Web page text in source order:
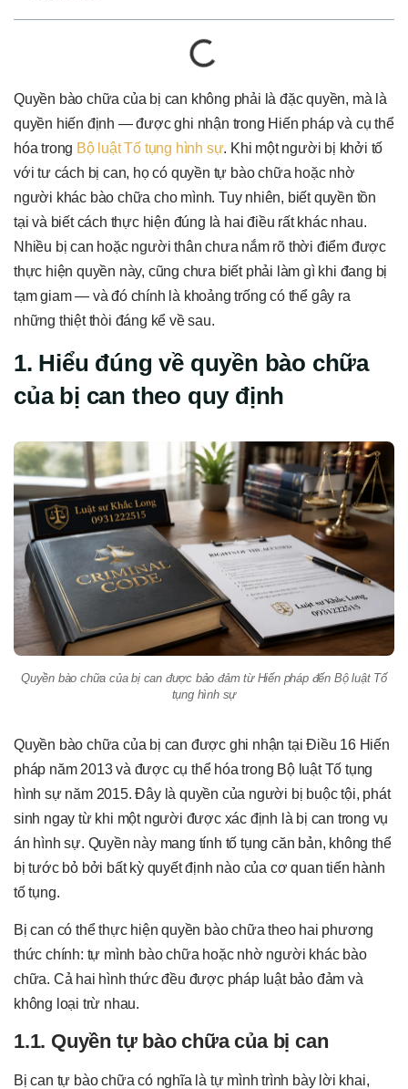
Quyền bào chữa của bị can không phải là đặc quyền, mà là
quyền hiến định — được ghi nhận trong Hiến pháp và cụ thể
hóa trong Bộ luật Tố tụng hình sự. Khi một người bị khởi tố
với tư cách bị can, họ có quyền tự bào chữa hoặc nhờ
người khác bào chữa cho mình. Tuy nhiên, biết quyền tồn
tại và biết cách thực hiện đúng là hai điều rất khác nhau.
Nhiều bị can hoặc người thân chưa nắm rõ thời điểm được
thực hiện quyền này, cũng chưa biết phải làm gì khi đang bị
tạm giam — và đó chính là khoảng trống có thể gây ra
những thiệt thòi đáng kể về sau.
1. Hiểu đúng về quyền bào chữa
của bị can theo quy định
Quyền bào chữa của bị can được bảo đảm từ Hiến pháp đến Bộ luật Tố
tụng hình sự
Quyền bào chữa của bị can được ghi nhận tại Điều 16 Hiến
pháp năm 2013 và được cụ thể hóa trong Bộ luật Tố tụng
hình sự năm 2015. Đây là quyền của người bị buộc tội, phát
sinh ngay từ khi một người được xác định là bị can trong vụ
án hình sự. Quyền này mang tính tố tụng căn bản, không thể
bị tước bỏ bởi bất kỳ quyết định nào của cơ quan tiến hành
tố tụng.
Bị can có thể thực hiện quyền bào chữa theo hai phương
thức chính: tự mình bào chữa hoặc nhờ người khác bào
chữa. Cả hai hình thức đều được pháp luật bảo đảm và
không loại trừ nhau.
1.1. Quyền tự bào chữa của bị can
Bị can tự bào chữa có nghĩa là tự mình trình bày lời khai,